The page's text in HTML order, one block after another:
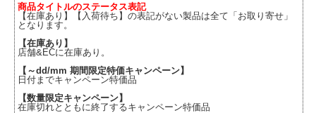
商品タイトルのステータス表記
【在庫あり】【入荷待ち】の表記がない製品は全て「お取り寄せ」
となります。
【在庫あり】
店舗&ECに在庫あり。
【～dd/mm 期間限定特価キャンペーン】
日付までキャンペーン特価品
【数量限定キャンペーン】
在庫切れとともに終了するキャンペーン特価品